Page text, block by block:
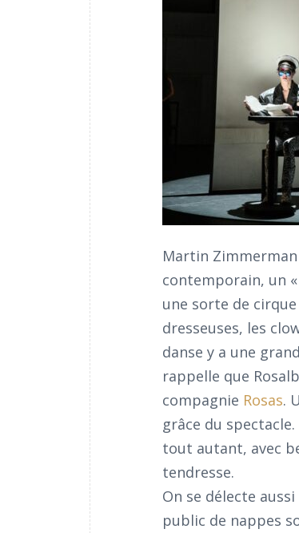
Martin
contemporain, un
une sorte de
dresseuses, les
danse y a une
rappelle que
compagnie Rosas.
grâce du
tout autant, avec
tendresse.
On se délecte
public de nappes